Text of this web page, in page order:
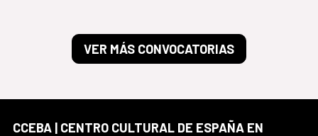
VER MÁS CONVOCATORIAS
CCEBA | CENTRO CULTURAL DE ESPAÑA EN